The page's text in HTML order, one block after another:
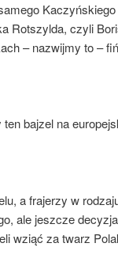
Kaczyńskiego
Rotszylda, czyli
– nazwijmy to –
bajzel na
a frajerzy w
ale jeszcze
wziąć za twarz